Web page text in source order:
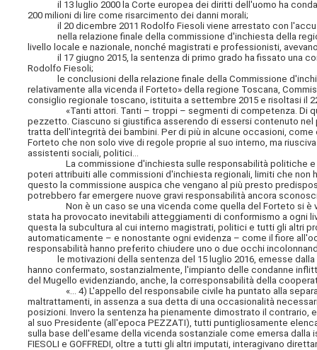
il 13 luglio 2000 la Corte europea dei diritti dell'uomo ha
200 milioni di lire come risarcimento dei danni morali;
il 20 dicembre 2011 Rodolfo Fiesoli viene arrestato con
nella relazione finale della commissione d'inchiesta della
livello locale e nazionale, nonché magistrati e professionisti,
il 17 giugno 2015, la sentenza di primo grado ha fissato una
Rodolfo Fiesoli;
le conclusioni della relazione finale della Commissione
relativamente alla vicenda il Forteto» della regione Toscana,
consiglio regionale toscano, istituita a settembre 2015 e risoltasi il
«Tanti attori. Tanti – troppi – segmenti di competenza. Di
pezzetto. Ciascuno si giustifica asserendo di essersi contenuto
tratta dell'integrità dei bambini. Per di più in alcune occasioni,
Forteto che non solo vive di regole proprie al suo interno, ma
assistenti sociali, politici...
La commissione d'inchiesta sulle responsabilità politiche e
poteri attribuiti alle commissioni d'inchiesta regionali, limiti che
questo la commissione auspica che vengano al più presto
potrebbero far emergere nuove gravi responsabilità ancora
Non è un caso se una vicenda come quella del Forteto si è
stata ha provocato inevitabili atteggiamenti di conformismo a ogni
questa la subcultura al cui interno magistrati, politici e tutti gli altri
automaticamente – e nonostante ogni evidenza – come il fiore
responsabilità hanno preferito chiudere uno o due occhi
le motivazioni della sentenza del 15 luglio 2016, emesse dalla
hanno confermato, sostanzialmente, l'impianto delle condanne
del Mugello evidenziando, anche, la corresponsabilità della
«... 4) L'appello del responsabile civile ha puntato alla
maltrattamenti, in assenza a sua detta di una occasionalità
posizioni. Invero la sentenza ha pienamente dimostrato il
al suo Presidente (all'epoca PEZZATI), tutti puntigliosamente
sulla base dell'esame della vicenda sostanziale come emersa
FIESOLI e GOFFREDI, oltre a tutti gli altri imputati, interagivano